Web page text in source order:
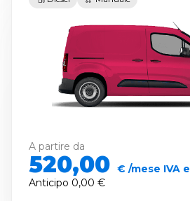
A partire da
520,00 € /mese IVA
Anticipo 0,00 €